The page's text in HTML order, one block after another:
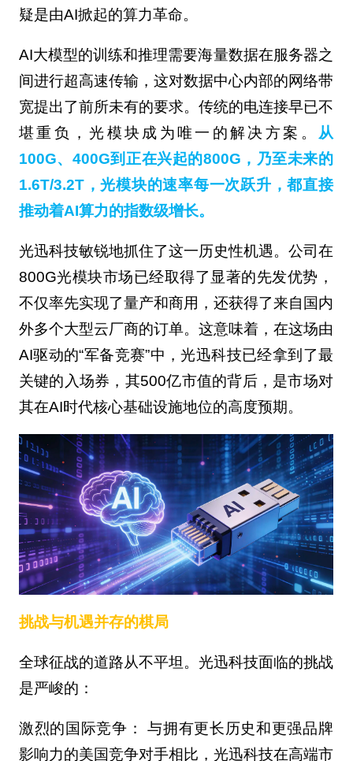
疑是由AI掀起的算力革命。
AI大模型的训练和推理需要海量数据在服务器之
间进行超高速传输，这对数据中心内部的网络带
宽提出了前所未有的要求。传统的电连接早已不
堪重负，光模块成为唯一的解决方案。
从
100G、400G到正在兴起的800G，乃至未来的
1.6T/3.2T，光模块的速率每一次跃升，都直接
推动着AI算力的指数级增长。
光迅科技敏锐地抓住了这一历史性机遇。公司在
800G光模块市场已经取得了显著的先发优势，
不仅率先实现了量产和商用，还获得了来自国内
外多个大型云厂商的订单。这意味着，在这场由
AI驱动的“军备竞赛”中，光迅科技已经拿到了最
关键的入场券，其500亿市值的背后，是市场对
其在AI时代核心基础设施地位的高度预期。
挑战与机遇并存的棋局
全球征战的道路从不平坦。光迅科技面临的挑战
是严峻的：
激烈的国际竞争： 与拥有更长历史和更强品牌
影响力的美国竞争对手相比，光迅科技在高端市